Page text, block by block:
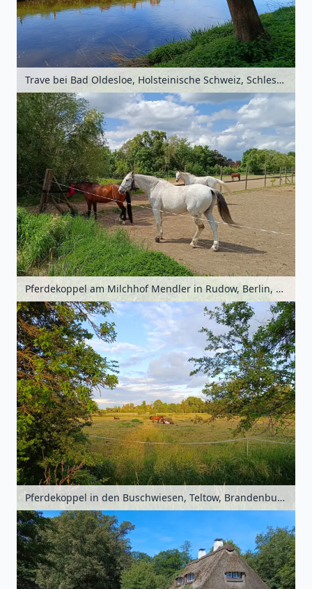
Trave bei Bad Oldesloe, Holsteinische Schweiz, Schleswig-Holstein
Pferdekoppel am Milchhof Mendler in Rudow, Berlin, Deutschland
Pferdekoppel in den Buschwiesen, Teltow, Brandenburg, Deutschland